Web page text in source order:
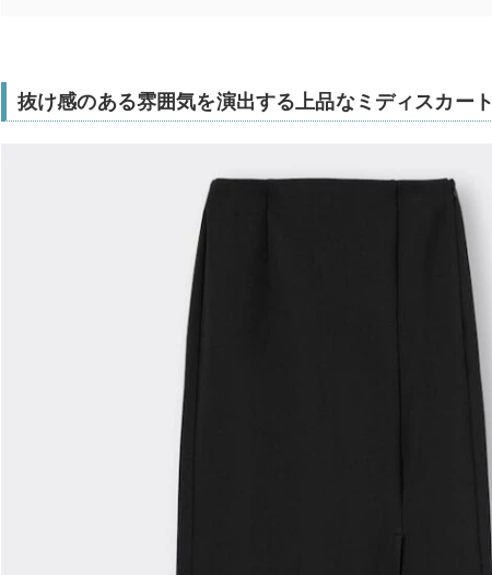
抜け感のある雰囲気を演出する上品なミディスカート